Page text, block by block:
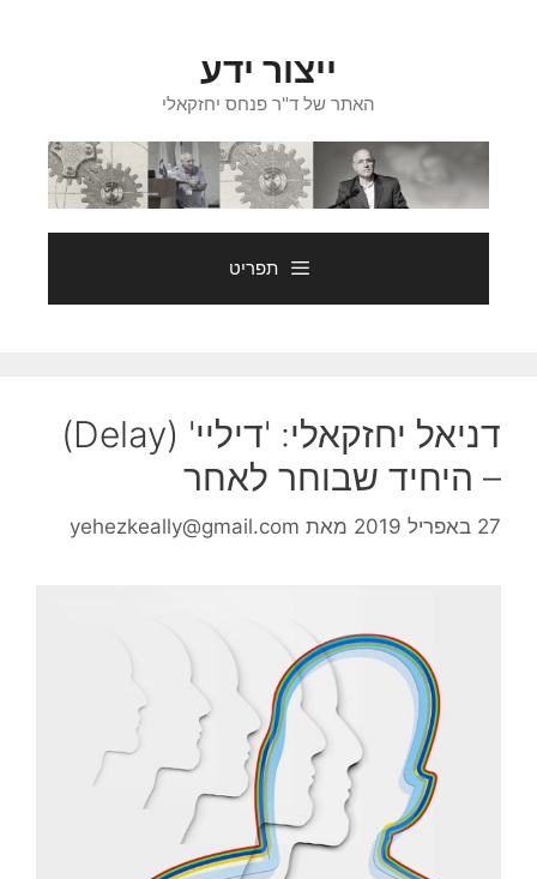
ייצור ידע
האתר של ד"ר פנחס יחזקאלי
תפריט
דניאל יחזקאלי: 'דיליי' (Delay)
– היחיד שבוחר לאחר
27 באפריל 2019 מאת yehezkeally@gmail.com